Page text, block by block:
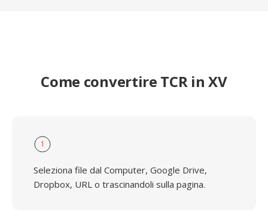
Come convertire TCR in XV
1
Seleziona file dal Computer, Google Drive,
Dropbox, URL o trascinandoli sulla pagina.